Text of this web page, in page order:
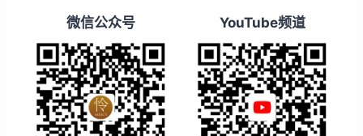
微信公众号 YouTube频道